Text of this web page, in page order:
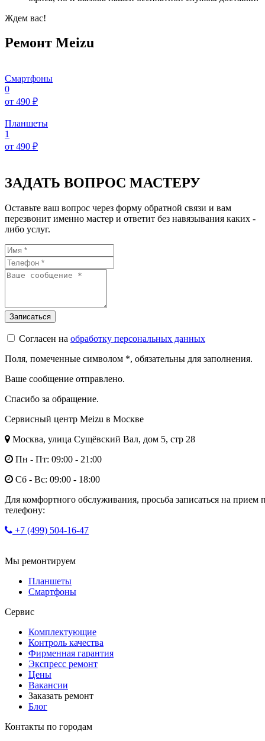
Ждем вас!
Ремонт Meizu
Смартфоны
0
от 490 ₽
Планшеты
1
от 490 ₽
ЗАДАТЬ ВОПРОС МАСТЕРУ
Оставьте ваш вопрос через форму обратной связи и вам
перезвонит именно мастер и ответит без навязывания каких -
либо услуг.
Согласен на обработку персональных данных
Поля, помеченные символом *, обязательны для заполнения.
Ваше сообщение отправлено.
Спасибо за обращение.
Сервисный центр Meizu в Москве
Москва, улица Сущёвский Вал, дом 5, стр 28
Пн - Пт: 09:00 - 21:00
Сб - Вс: 09:00 - 18:00
Для комфортного обслуживания, просьба записаться на прием
телефону:
+7 (499) 504-16-47
Мы ремонтируем
Планшеты
Смартфоны
Сервис
Комплектующие
Контроль качества
Фирменная гарантия
Экспресс ремонт
Цены
Вакансии
Заказать ремонт
Блог
Контакты по городам